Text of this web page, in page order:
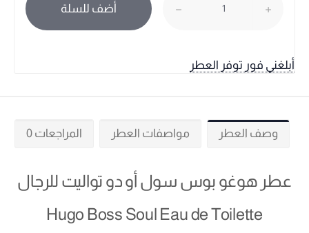
أضف للسلة
أبلغني فور توفر العطر
وصف العطر مواصفات العطر المراجعات 0
عطر هوغو بوس سول أو دو تواليت للرجال
Hugo Boss Soul Eau de Toilette